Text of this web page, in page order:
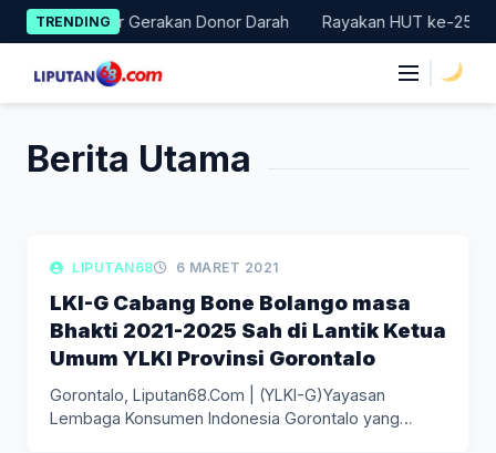
Skip
to
content
TRENDING
Gelar Gerakan Donor Darah Rayakan HUT ke-25,
Berita Utama
LIPUTAN DAERAH
LIPUTAN68 6 MARET 2021
LKI-G Cabang Bone Bolango masa
Bhakti 2021-2025 Sah di Lantik Ketua
Umum YLKI Provinsi Gorontalo
Gorontalo, Liputan68.Com | (YLKI-G)Yayasan
Lembaga Konsumen Indonesia Gorontalo yang